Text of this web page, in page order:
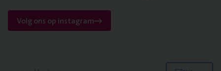
Volg ons op instagram